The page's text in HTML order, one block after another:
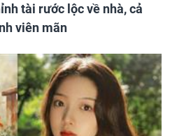
tài rước lộc về nhà, cả
viên mãn